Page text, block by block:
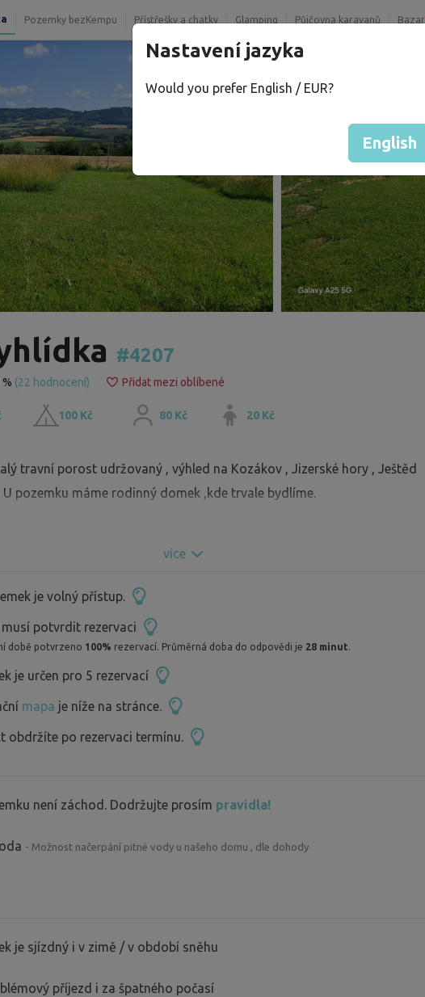
Pozemky bezKempu Přístřešky a chatky Glamping Půjčovna karavanů Bazar
#4207
(22 hodnocení) Přidat mezi oblíbené
100 Kč 80 Kč 20 Kč
travní porost udržovaný , výhled na Kozákov , Jizerské hory , Ještěd
U pozemku máme rodinný domek ,kde trvale bydlíme.
více
je volný přístup.
potvrdit rezervaci
době potvrzeno 100% rezervací. Průměrná doba do odpovědi je 28 minut.
je určen pro 5 rezervací
mapa je níže na stránce.
obdržíte po rezervaci termínu.
není záchod. Dodržujte prosím pravidla!
- Možnost načerpání pitné vody u našeho domu , dle dohody
je sjízdný i v zimě / v období sněhu
příjezd i za špatného počasí
Nastavení jazyka
Would you prefer English / EUR?
English